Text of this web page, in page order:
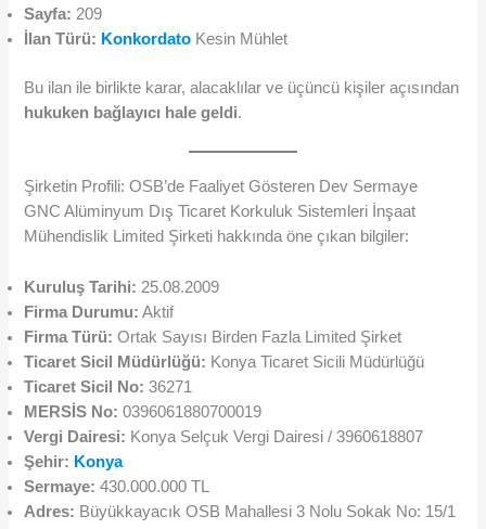
Sayfa: 209
İlan Türü: Konkordato Kesin Mühlet
Bu ilan ile birlikte karar, alacaklılar ve üçüncü kişiler açısından
hukuken bağlayıcı hale geldi.
Şirketin Profili: OSB’de Faaliyet Gösteren Dev Sermaye
GNC Alüminyum Dış Ticaret Korkuluk Sistemleri İnşaat
Mühendislik Limited Şirketi hakkında öne çıkan bilgiler:
Kuruluş Tarihi: 25.08.2009
Firma Durumu: Aktif
Firma Türü: Ortak Sayısı Birden Fazla Limited Şirket
Ticaret Sicil Müdürlüğü: Konya Ticaret Sicili Müdürlüğü
Ticaret Sicil No: 36271
MERSİS No: 0396061880700019
Vergi Dairesi: Konya Selçuk Vergi Dairesi / 3960618807
Şehir: Konya
Sermaye: 430.000.000 TL
Adres: Büyükkayacık OSB Mahallesi 3 Nolu Sokak No: 15/1